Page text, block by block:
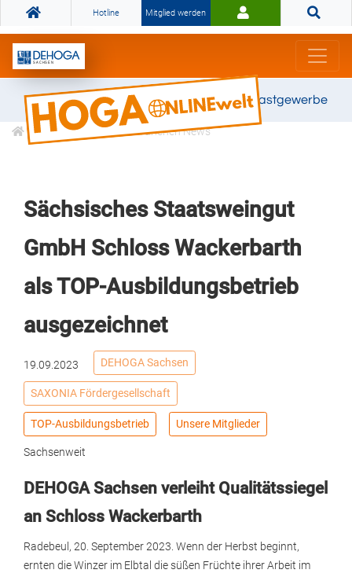
Hotline Mitglied werden
Gemeinsam stark für das Gastgewerbe
Informationen Branchen News
Sächsisches Staatsweingut
GmbH Schloss Wackerbarth
als TOP-Ausbildungsbetrieb
ausgezeichnet
19.09.2023 DEHOGA Sachsen
SAXONIA Fördergesellschaft
TOP-Ausbildungsbetrieb Unsere Mitglieder
Sachsenweit
DEHOGA Sachsen verleiht Qualitätssiegel
an Schloss Wackerbarth
Radebeul, 20. September 2023. Wenn der Herbst beginnt,
ernten die Winzer im Elbtal die süßen Früchte ihrer Arbeit im